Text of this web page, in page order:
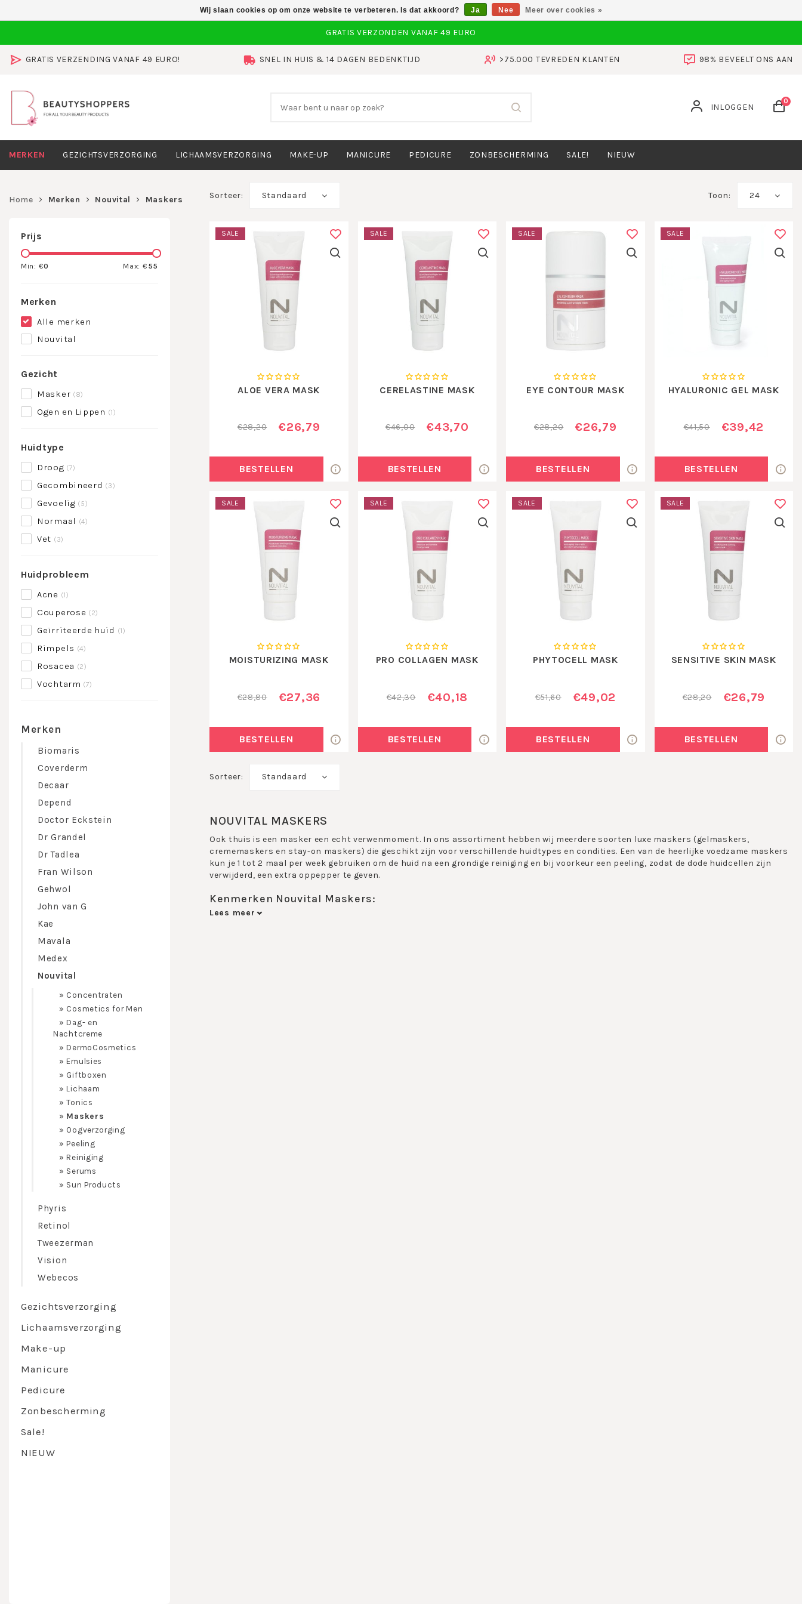
GRATIS VERZENDING VANAF 49 EURO! SNEL IN HUIS & 14 DAGEN BEDENKTIJD >75.000 TEVREDEN KLANTEN 98% BEVEELT ONS AAN
INLOGGEN
0
MERKEN GEZICHTSVERZORGING LICHAAMSVERZORGING MAKE-UP MANICURE PEDICURE ZONBESCHERMING SALE! NIEUW
Home Merken Nouvital Maskers
Prijs
Min: €0 Max: € 55
Merken
Alle merken
Nouvital
Gezicht
Masker (8)
Ogen en Lippen (1)
Huidtype
Droog (7)
Gecombineerd (3)
Gevoelig (5)
Normaal (4)
Vet (3)
Huidprobleem
Acne (1)
Couperose (2)
Geïrriteerde huid (1)
Rimpels (4)
Rosacea (2)
Vochtarm (7)
Merken
Biomaris
Coverderm
Decaar
Depend
Doctor Eckstein
Dr Grandel
Dr Tadlea
Fran Wilson
Gehwol
John van G
Kae
Mavala
Medex
Nouvital
» Concentraten
» Cosmetics for Men
»Dag- en
Nachtcreme
»DermoCosmetics
»Emulsies
» Giftboxen
»Lichaam
»Tonics
» Maskers
» Oogverzorging
»Peeling
»Reiniging
» Serums
» Sun Products
Phyris
Retinol
Tweezerman
Vision
Webecos
Gezichtsverzorging
Lichaamsverzorging
Make-up
Manicure
Pedicure
Zonbescherming
Sale!
NIEUW
Sorteer: Standaard Toon: 24
SALE
ALOE VERA MASK
€28,20 €26,79
BESTELLEN
SALE
CERELASTINE MASK
€46,00 €43,70
BESTELLEN
SALE
EYE CONTOUR MASK
€28,20 €26,79
BESTELLEN
SALE
HYALURONIC GEL MASK
€41,50 €39,42
BESTELLEN
SALE
MOISTURIZING MASK
€28,80 €27,36
BESTELLEN
SALE
PRO COLLAGEN MASK
€42,30 €40,18
BESTELLEN
SALE
PHYTOCELL MASK
€51,60 €49,02
BESTELLEN
SALE
SENSITIVE SKIN MASK
€28,20 €26,79
BESTELLEN
Sorteer: Standaard
NOUVITAL MASKERS
Ook thuis is een masker een echt verwenmoment. In ons assortiment hebben wij meerdere soorten luxe maskers (gelmaskers,
crememaskers en stay-on maskers) die geschikt zijn voor verschillende huidtypes en condities. Een van de heerlijke voedzame maskers
kun je 1 tot 2 maal per week gebruiken om de huid na een grondige reiniging en bij voorkeur een peeling, zodat de dode huidcellen zijn
verwijderd, een extra oppepper te geven.
Kenmerken Nouvital Maskers:
Nouvital masker bevatten extra werkzame stoffen die tot diep in de huid trekken. De perfecte manier om je huid eens extra te verwennen
Lees meer
Wij slaan cookies op om onze website te verbeteren. Is dat akkoord? Ja Nee Meer over cookies »